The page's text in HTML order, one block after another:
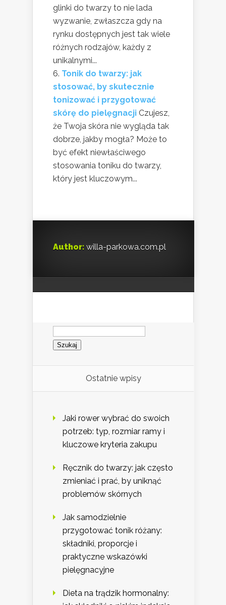
glinki do twarzy to nie lada
wyzwanie, zwłaszcza gdy na
rynku dostępnych jest tak wiele
różnych rodzajów, każdy z
unikalnymi...
Tonik do twarzy: jak
stosować, by skutecznie
tonizować i przygotować
skórę do pielęgnacji Czujesz,
że Twoja skóra nie wygląda tak
dobrze, jakby mogła? Może to
być efekt niewłaściwego
stosowania toniku do twarzy,
który jest kluczowym...
Author: willa-parkowa.com.pl
Szukaj:
Ostatnie wpisy
Jaki rower wybrać do swoich
potrzeb: typ, rozmiar ramy i
kluczowe kryteria zakupu
Ręcznik do twarzy: jak często
zmieniać i prać, by uniknąć
problemów skórnych
Jak samodzielnie
przygotować tonik różany:
składniki, proporcje i
praktyczne wskazówki
pielęgnacyjne
Dieta na trądzik hormonalny: